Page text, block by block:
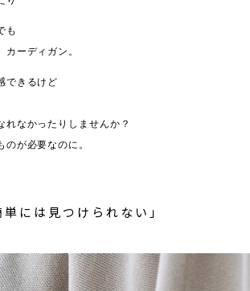
も
ーディガン。
できるけど
れなかったりしませんか？
が必要なのに。
単には見つけられない」